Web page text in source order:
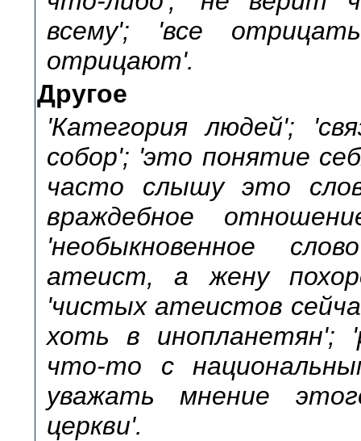
всему'; 'все
отрицают'.
Другое
'Категория людей';
собор'; 'это понятие
часто слышу это
враждебное
'необыкновенное
атеист, а жену
'чистых атеистов
хоть в инопланетян';
что-то с
уважать мнение
церкви'.